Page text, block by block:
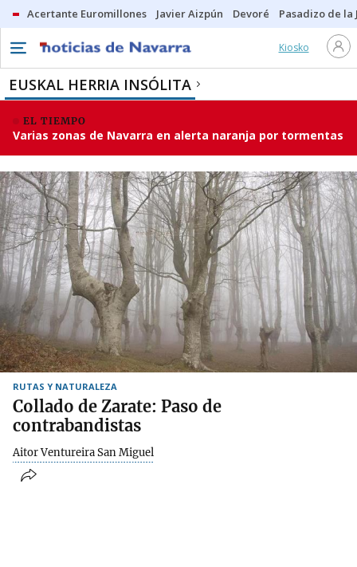
Acertante Euromillones Javier Aizpún Devoré Pasadizo de la
Kiosko
EUSKAL HERRIA INSÓLITA
EL TIEMPO
Varias zonas de Navarra en alerta naranja por tormentas
RUTAS Y NATURALEZA
Collado de Zarate: Paso de
contrabandistas
Aitor Ventureira San Miguel